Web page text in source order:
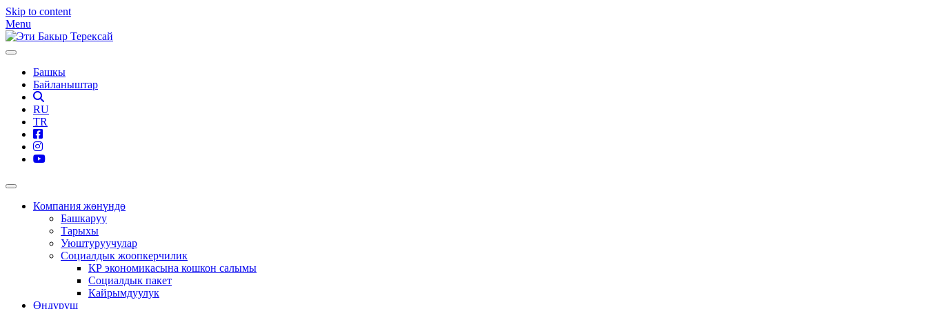
Skip to content
Menu
Башкы
Байланыштар
RU
TR
Компания жөнүндө
Башкаруу
Тарыхы
Уюштуруучулар
Социалдык жоопкерчилик
КР экономикасына кошкон салымы
Социалдык пакет
Кайрымдуулук
Өндүрүш